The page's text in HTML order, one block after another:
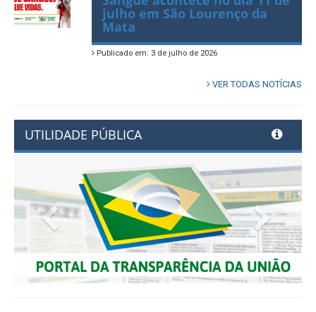
Campanha de Doação de
Sangue acontece no dia 11 de
julho em São Lourenço da
Mata
UTILIDADE PÚBLICA
Previous Next